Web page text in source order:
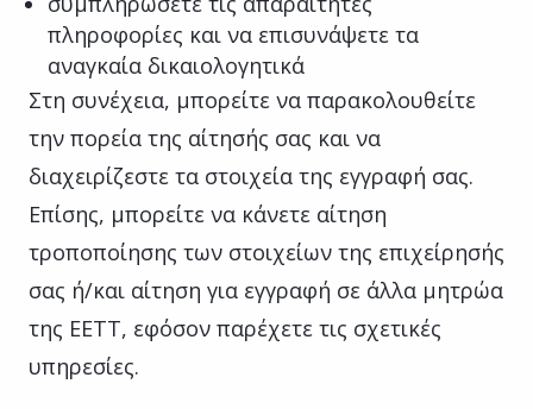
πληροφορίες και να επισυνάψετε τα
αναγκαία δικαιολογητικά
Στη συνέχεια, μπορείτε να παρακολουθείτε
την πορεία της αίτησής σας και να
διαχειρίζεστε τα στοιχεία της εγγραφή σας.
Επίσης, μπορείτε να κάνετε αίτηση
τροποποίησης των στοιχείων της επιχείρησής
σας ή/και αίτηση για εγγραφή σε άλλα μητρώα
της ΕΕΤΤ, εφόσον παρέχετε τις σχετικές
υπηρεσίες.